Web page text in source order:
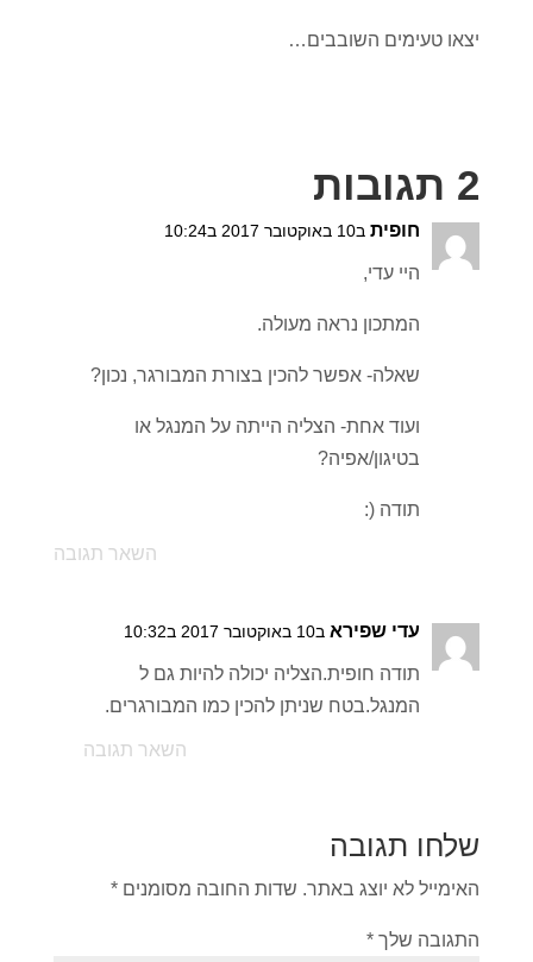
יצאו טעימים השובבים…
2 תגובות
חופית ב10 באוקטובר 2017 ב10:24
היי עדי,
המתכון נראה מעולה.
שאלה- אפשר להכין בצורת המבורגר, נכון?
ועוד אחת- הצליה הייתה על המנגל או
בטיגון/אפיה?
תודה (:
השאר תגובה
עדי שפירא ב10 באוקטובר 2017 ב10:32
תודה חופית.הצליה יכולה להיות גם ל
המנגל.בטח שניתן להכין כמו המבורגרים.
השאר תגובה
שלחו תגובה
האימייל לא יוצג באתר. שדות החובה מסומנים *
התגובה שלך *